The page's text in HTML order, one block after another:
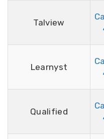
Talview
Learnyst
Qualified